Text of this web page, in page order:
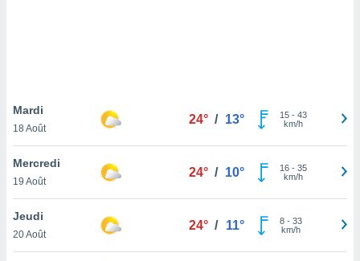
pas
de
à
cas,
que
Mardi
18 Août
24° / 13° 15- 43
km/h
Mercredi
19 Août
24° / 10° 16- 35
km/h
Jeudi
20 Août
24° / 11° 8- 33
km/h